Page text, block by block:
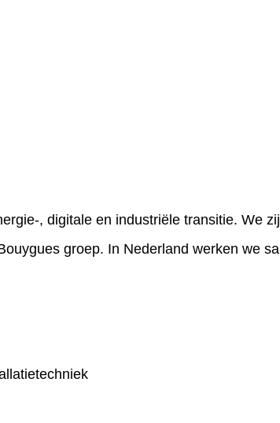
, digitale en industriële transitie. We
groep. In Nederland werken we